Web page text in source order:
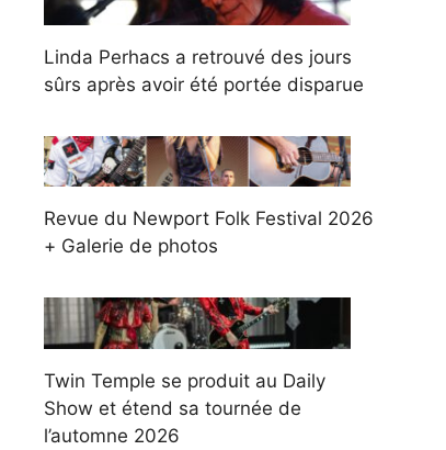
Linda Perhacs a retrouvé des jours
sûrs après avoir été portée disparue
Revue du Newport Folk Festival 2026
+ Galerie de photos
Twin Temple se produit au Daily
Show et étend sa tournée de
l’automne 2026